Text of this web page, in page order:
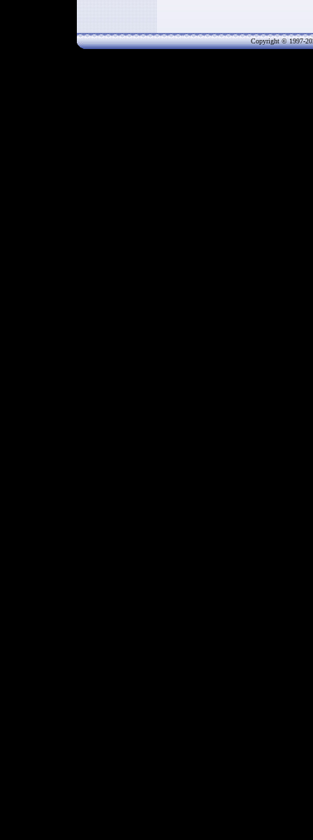
Copyright © 1997-